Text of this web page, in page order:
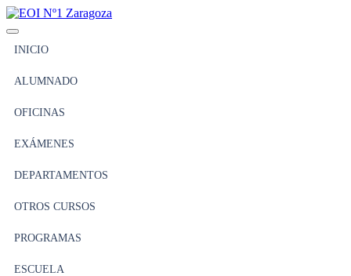
INICIO
ALUMNADO
OFICINAS
EXÁMENES
DEPARTAMENTOS
OTROS CURSOS
PROGRAMAS
ESCUELA